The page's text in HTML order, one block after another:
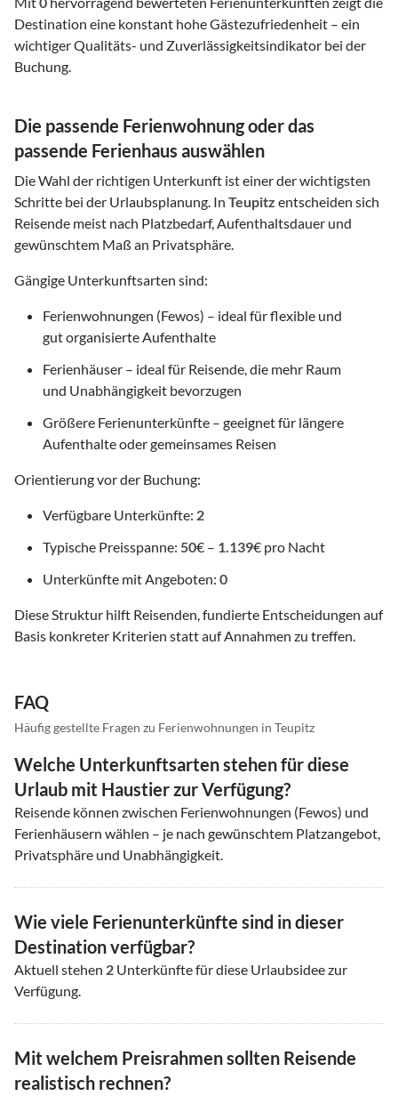
Destination eine konstant hohe Gästezufriedenheit – ein
wichtiger Qualitäts- und Zuverlässigkeitsindikator bei der
Buchung.
Die passende Ferienwohnung oder das
passende Ferienhaus auswählen
Die Wahl der richtigen Unterkunft ist einer der wichtigsten
Schritte bei der Urlaubsplanung. In Teupitz entscheiden sich
Reisende meist nach Platzbedarf, Aufenthaltsdauer und
gewünschtem Maß an Privatsphäre.
Gängige Unterkunftsarten sind:
Ferienwohnungen (Fewos) – ideal für flexible und
gut organisierte Aufenthalte
Ferienhäuser – ideal für Reisende, die mehr Raum
und Unabhängigkeit bevorzugen
Größere Ferienunterkünfte – geeignet für längere
Aufenthalte oder gemeinsames Reisen
Orientierung vor der Buchung:
Verfügbare Unterkünfte: 2
Typische Preisspanne: 50€ – 1.139€ pro Nacht
Unterkünfte mit Angeboten: 0
Diese Struktur hilft Reisenden, fundierte Entscheidungen auf
Basis konkreter Kriterien statt auf Annahmen zu treffen.
FAQ
Häufig gestellte Fragen zu Ferienwohnungen in Teupitz
Welche Unterkunftsarten stehen für diese
Urlaub mit Haustier zur Verfügung?
Reisende können zwischen Ferienwohnungen (Fewos) und
Ferienhäusern wählen – je nach gewünschtem Platzangebot,
Privatsphäre und Unabhängigkeit.
Wie viele Ferienunterkünfte sind in dieser
Destination verfügbar?
Aktuell stehen 2 Unterkünfte für diese Urlaubsidee zur
Verfügung.
Mit welchem Preisrahmen sollten Reisende
realistisch rechnen?